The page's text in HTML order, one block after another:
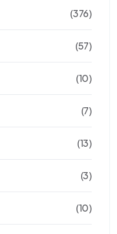
(376)
(57)
(10)
(7)
(13)
(3)
(10)